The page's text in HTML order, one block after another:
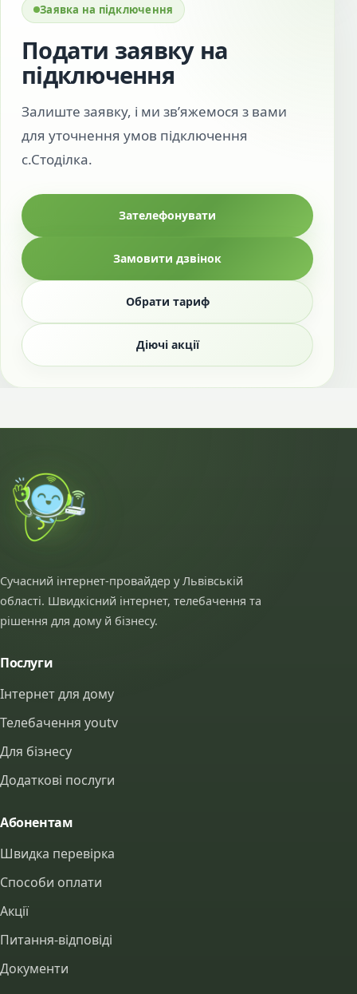
Заявка на підключення
Подати заявку на
підключення
Залиште заявку, і ми зв’яжемося з вами
для уточнення умов підключення
с.Стоділка.
Зателефонувати
Замовити дзвінок
Обрати тариф
Діючі акції
Сучасний інтернет-провайдер у Львівській
області. Швидкісний інтернет, телебачення та
рішення для дому й бізнесу.
Послуги
Інтернет для дому
Телебачення youtv
Для бізнесу
Додаткові послуги
Абонентам
Швидка перевірка
Способи оплати
Акції
Питання-відповіді
Документи